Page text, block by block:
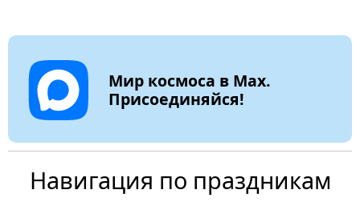
Мир космоса в Max.
Присоединяйся!
Навигация по праздникам